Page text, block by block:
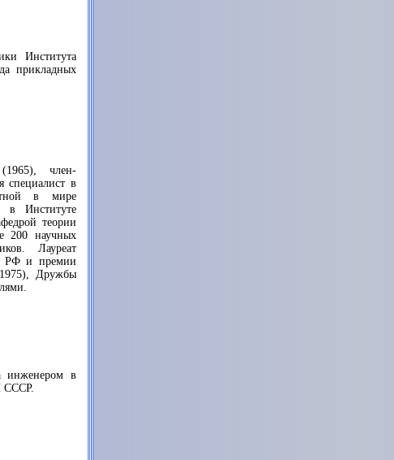
Института
прикладных
член-
в
в мире
в Институте
теории
200 научных
Лауреат
РФ и премии
Дружбы
инженером в
СССР.